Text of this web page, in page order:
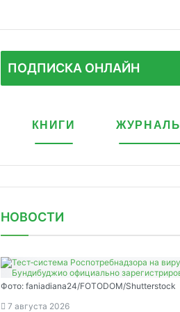
ПОДПИСКА ОНЛАЙН
КНИГИ ЖУРНАЛЫ
НОВОСТИ
Фото: faniadiana24/FOTODOM/Shutterstock
7 августа 2026